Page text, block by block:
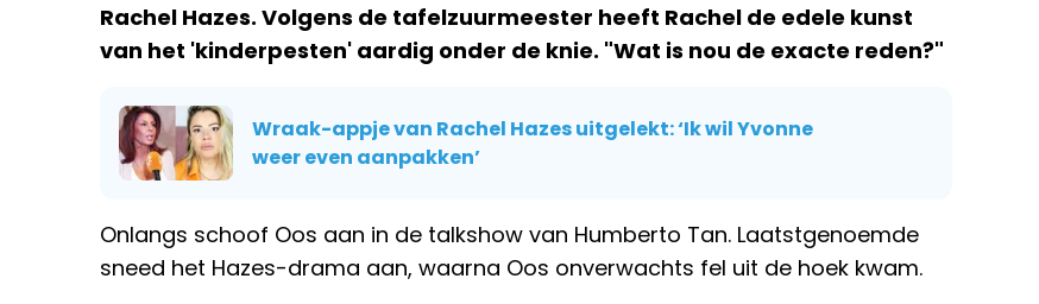
Rachel Hazes. Volgens de tafelzuurmeester heeft Rachel de edele kunst
van het 'kinderpesten' aardig onder de knie. "Wat is nou de exacte reden?"
Wraak-appje van Rachel Hazes uitgelekt: ‘Ik wil Yvonne
weer even aanpakken’
Onlangs schoof Oos aan in de talkshow van Humberto Tan. Laatstgenoemde
sneed het Hazes-drama aan, waarna Oos onverwachts fel uit de hoek kwam.